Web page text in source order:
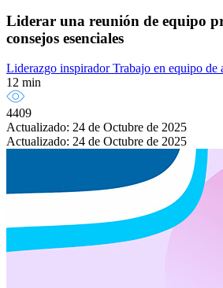
Liderar una reunión de equipo
consejos esenciales
Liderazgo inspiradorTrabajo en equipo de
12 min
4409
Actualizado: 24 de Octubre de 2025
Actualizado: 24 de Octubre de 2025